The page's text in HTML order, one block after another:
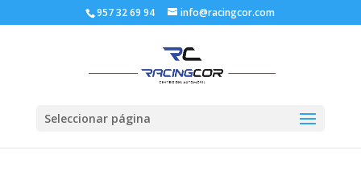
957 32 69 94 info@racingcor.com
Seleccionar página